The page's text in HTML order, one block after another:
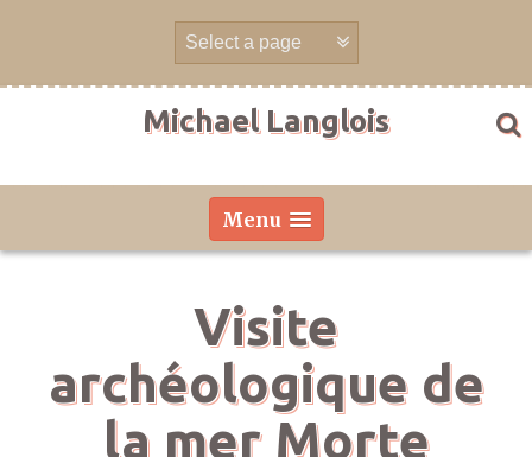
Michael Langlois
Menu
Visite
archéologique de
la mer Morte